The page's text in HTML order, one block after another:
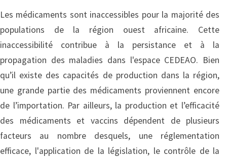
Les médicaments sont inaccessibles pour la majorité des
populations de la région ouest africaine. Cette
inaccessibilité contribue à la persistance et à la
propagation des maladies dans l'espace CEDEAO. Bien
qu’il existe des capacités de production dans la région,
une grande partie des médicaments proviennent encore
de l’importation. Par ailleurs, la production et l’efficacité
des médicaments et vaccins dépendent de plusieurs
facteurs au nombre desquels, une réglementation
efficace, l'application de la législation, le contrôle de la